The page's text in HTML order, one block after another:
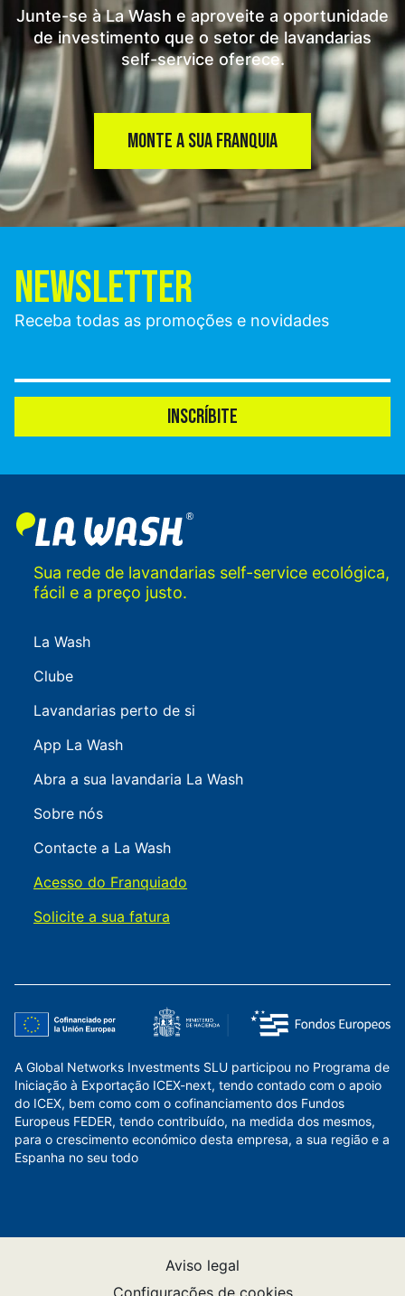
Junte-se à La Wash e aproveite a oportunidade
de investimento que o setor de lavandarias
self-service oferece.
MONTE A SUA FRANQUIA
NEWSLETTER
Receba todas as promoções e novidades
INSCRÍBITE
Sua rede de lavandarias self-service ecológica,
fácil e a preço justo.
La Wash
Clube
Lavandarias perto de si
App La Wash
Abra a sua lavandaria La Wash
Sobre nós
Contacte a La Wash
Acesso do Franquiado
Solicite a sua fatura
A Global Networks Investments SLU participou no Programa de
Iniciação à Exportação ICEX-next, tendo contado com o apoio
do ICEX, bem como com o cofinanciamento dos Fundos
Europeus FEDER, tendo contribuído, na medida dos mesmos,
para o crescimento económico desta empresa, a sua região e a
Espanha no seu todo
Aviso legal
Configurações de cookies